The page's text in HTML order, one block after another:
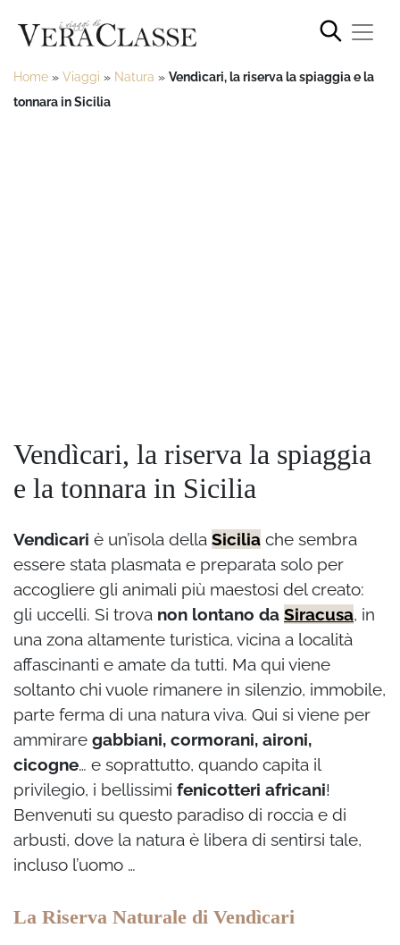
Home » Viaggi » Natura » Vendìcari, la riserva la spiaggia e la
tonnara in Sicilia
Vendìcari, la riserva la spiaggia
e la tonnara in Sicilia
Vendìcari è un’isola della Sicilia che sembra
essere stata plasmata e preparata solo per
accogliere gli animali più maestosi del creato:
gli uccelli. Si trova non lontano da Siracusa, in
una zona altamente turistica, vicina a località
affascinanti e amate da tutti. Ma qui viene
soltanto chi vuole rimanere in silenzio, immobile,
parte ferma di una natura viva. Qui si viene per
ammirare gabbiani, cormorani, aironi,
cicogne… e soprattutto, quando capita il
privilegio, i bellissimi fenicotteri africani!
Benvenuti su questo paradiso di roccia e di
arbusti, dove la natura è libera di sentirsi tale,
incluso l’uomo …
La Riserva Naturale di Vendìcari